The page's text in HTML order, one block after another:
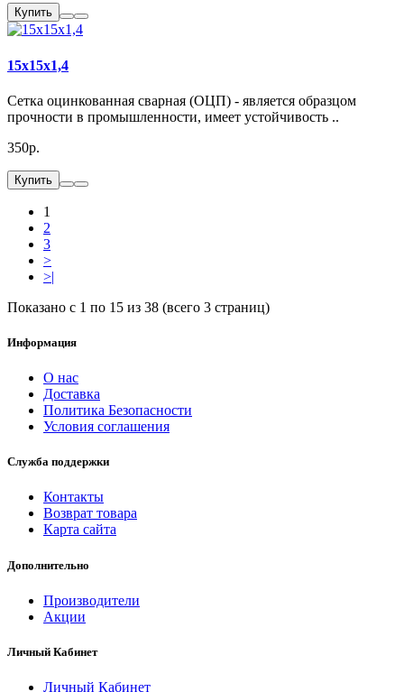
Купить
15x15x1,4
Сетка оцинкованная сварная (ОЦП) - является образцом
прочности в промышленности, имеет устойчивость ..
350р.
Купить
1
2
3
>
>|
Показано с 1 по 15 из 38 (всего 3 страниц)
Информация
О нас
Доставка
Политика Безопасности
Условия соглашения
Служба поддержки
Контакты
Возврат товара
Карта сайта
Дополнительно
Производители
Акции
Личный Кабинет
Личный Кабинет